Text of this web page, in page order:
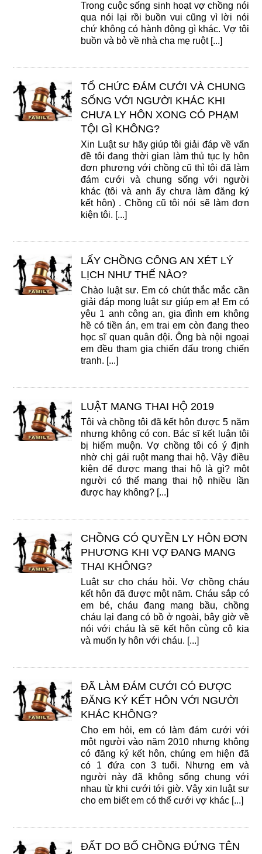
Trong cuộc sống sinh hoạt vợ chồng nói
qua nói lại rồi buồn vui cũng vì lời nói
chứ không có hành động gì khác. Vợ tôi
buồn và bỏ về nhà cha mẹ ruột [...]
TỔ CHỨC ĐÁM CƯỚI VÀ CHUNG
SỐNG VỚI NGƯỜI KHÁC KHI
CHƯA LY HÔN XONG CÓ PHẠM
TỘI GÌ KHÔNG?
Xin Luật sư hãy giúp tôi giải đáp về vấn
đề tôi đang thời gian làm thủ tục ly hôn
đơn phương với chồng cũ thì tôi đã làm
đám cưới và chung sống với người
khác (tôi và anh ấy chưa làm đăng ký
kết hôn) . Chồng cũ tôi nói sẽ làm đơn
kiện tôi. [...]
LẤY CHỒNG CÔNG AN XÉT LÝ
LỊCH NHƯ THẾ NÀO?
Chào luật sư. Em có chút thắc mắc cần
giải đáp mong luật sư giúp em ạ! Em có
yêu 1 anh công an, gia đình em không
hề có tiền án, em trai em còn đang theo
học sĩ quan quân đội. Ông bà nội ngoại
em đều tham gia chiến đấu trong chiến
tranh. [...]
LUẬT MANG THAI HỘ 2019
Tôi và chồng tôi đã kết hôn được 5 năm
nhưng không có con. Bác sĩ kết luận tôi
bị hiếm muộn. Vợ chồng tôi có ý định
nhờ chị gái ruột mang thai hộ. Vậy điều
kiện để được mang thai hộ là gì? một
người có thể mang thai hộ nhiều lần
được hay không? [...]
CHỒNG CÓ QUYỀN LY HÔN ĐƠN
PHƯƠNG KHI VỢ ĐANG MANG
THAI KHÔNG?
Luật sư cho cháu hỏi. Vợ chồng cháu
kết hôn đã được một năm. Cháu sắp có
em bé, cháu đang mang bầu, chồng
cháu lại đang có bồ ở ngoài, bây giờ về
nói với cháu là sẽ kết hôn cùng cô kia
và muốn ly hôn với cháu. [...]
ĐÃ LÀM ĐÁM CƯỚI CÓ ĐƯỢC
ĐĂNG KÝ KẾT HÔN VỚI NGƯỜI
KHÁC KHÔNG?
Cho em hỏi, em có làm đám cưới với
một người vào năm 2010 nhưng không
có đăng ký kết hôn, chúng em hiện đã
có 1 đứa con 3 tuổi. Nhưng em và
người này đã không sống chung với
nhau từ khi cưới tới giờ. Vậy xin luật sư
cho em biết em có thể cưới vợ khác [...]
ĐẤT DO BỐ CHỒNG ĐỨNG TÊN